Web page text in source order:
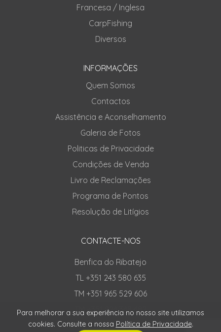
Francesa / Inglesa
CarpFishing
Diversos
INFORMAÇÕES
Quem Somos
Contactos
Assistência e Aconselhamento
Galeria de Fotos
Politicas de Privacidade
Condições de Venda
Livro de Reclamações
Programa de Pontos
Resolução de Litígios
CONTACTE-NOS
Benfica do Ribatejo
TL +351 243 580 635
TM +351 965 529 606
TM +351 924 348 482
Para melhorar a sua experiência no nosso site utilizamos
cookies. Consulte a nossa Política de Privacidade.